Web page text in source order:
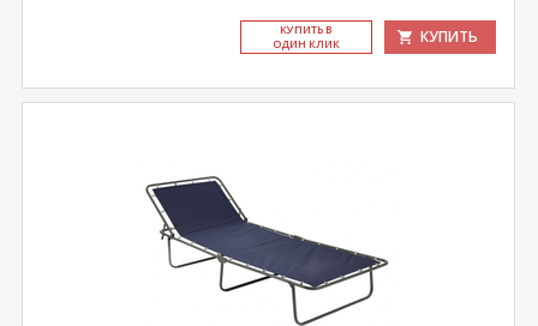
КУ­ПИТЬ В
ОДИН КЛИК
КУПИТЬ